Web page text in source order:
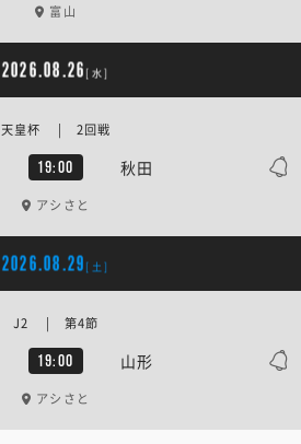
富山
2026.08.26 [水]
19:00 秋田
天皇杯 | 2回戦
アシさと
2026.08.29 [土]
19:00 山形
J2 | 第4節
アシさと